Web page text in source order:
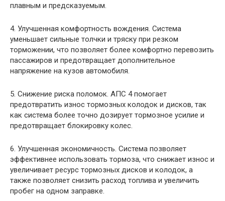
плавным и предсказуемым.
4. Улучшенная комфортность вождения. Система
уменьшает сильные толчки и тряску при резком
торможении, что позволяет более комфортно перевозить
пассажиров и предотвращает дополнительное
напряжение на кузов автомобиля.
5. Снижение риска поломок. АПС 4 помогает
предотвратить износ тормозных колодок и дисков, так
как система более точно дозирует тормозное усилие и
предотвращает блокировку колес.
6. Улучшенная экономичность. Система позволяет
эффективнее использовать тормоза, что снижает износ и
увеличивает ресурс тормозных дисков и колодок, а
также позволяет снизить расход топлива и увеличить
пробег на одном заправке.